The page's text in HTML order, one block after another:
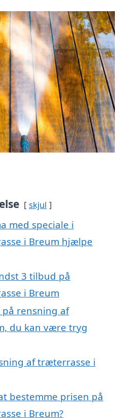
skjul
med speciale i
i Breum hjælpe
3 tilbud på
i Breum
rensning af
du kan være tryg
af træterrasse i
bestemme prisen på
i Breum?